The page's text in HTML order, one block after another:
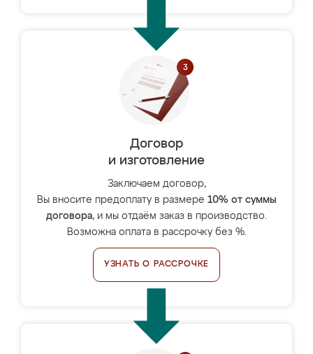
Договор
и изготовление
Заключаем договор,
Вы вносите предоплату в размере 10% от суммы
договора, и мы отдаём заказ в производство.
Возможна оплата в рассрочку без %.
УЗНАТЬ О РАССРОЧКЕ